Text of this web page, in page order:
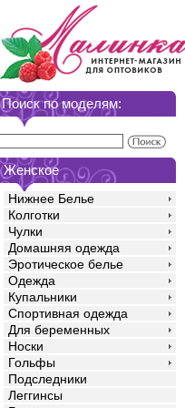
Поиск по моделям:
Женское
Нижнее Белье
Колготки
Чулки
Домашняя одежда
Эротическое белье
Одежда
Купальники
Спортивная одежда
Для беременных
Носки
Гольфы
Подследники
Леггинсы